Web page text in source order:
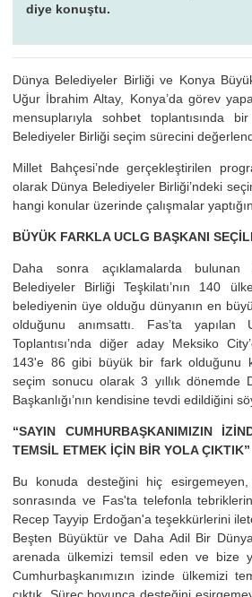
diye konuştu.
Dünya Belediyeler Birliği ve Konya
Uğur İbrahim Altay, Konya’da görev
mensuplarıyla sohbet toplantısında
Belediyeler Birliği seçim sürecini
Millet Bahçesi’nde gerçekleştirilen
olarak Dünya Belediyeler Birliği’ndeki
hangi konular üzerinde çalışmalar
BÜYÜK FARKLA UCLG BAŞKANI
Daha sonra açıklamalarda
Belediyeler Birliği Teşkilatı’nın 140
belediyenin üye olduğu dünyanın en
olduğunu anımsattı. Fas’ta yapılan
Toplantısı’nda diğer aday Meksiko
143'e 86 gibi büyük bir fark olduğunu
seçim sonucu olarak 3 yıllık dönemde
Başkanlığı’nın kendisine tevdi edildiğini
“SAYIN CUMHURBAŞKANIMIZIN
TEMSİL ETMEK İÇİN BİR YOLA ÇIKTIK”
Bu konuda desteğini hiç esirgemeyen,
sonrasında ve Fas'ta telefonla
Recep Tayyip Erdoğan'a teşekkürlerini
Beşten Büyüktür ve Daha Adil Bir
arenada ülkemizi temsil eden ve bize
Cumhurbaşkanımızın izinde ülkemizi
çıktık. Süreç boyunca desteğini